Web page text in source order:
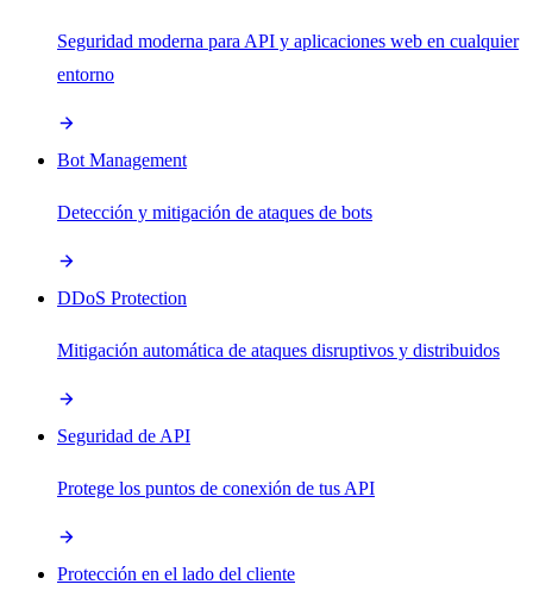
Seguridad moderna para API y aplicaciones web en cualquier
entorno
Bot Management
Detección y mitigación de ataques de bots
DDoS Protection
Mitigación automática de ataques disruptivos y distribuidos
Seguridad de API
Protege los puntos de conexión de tus API
Protección en el lado del cliente